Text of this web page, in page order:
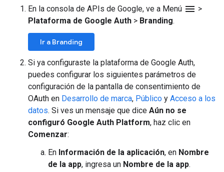
En la consola de APIs de Google, ve a Menú menu >
Plataforma de Google Auth > Branding.
Ir a Branding
Si ya configuraste la plataforma de Google Auth,
puedes configurar los siguientes parámetros de
configuración de la pantalla de consentimiento de
OAuth en Desarrollo de marca, Público y Acceso a los
datos. Si ves un mensaje que dice Aún no se
configuró Google Auth Platform, haz clic en
Comenzar:
En Información de la aplicación, en Nombre
de la app, ingresa un Nombre de la app.